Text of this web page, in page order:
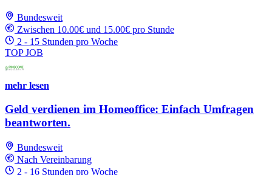
Bundesweit
Zwischen 10.00€ und 15.00€ pro Stunde
2 - 15 Stunden pro Woche
TOP JOB
mehr lesen
Geld verdienen im Homeoffice: Einfach Umfragen
beantworten.
Bundesweit
Nach Vereinbarung
2 - 16 Stunden pro Woche